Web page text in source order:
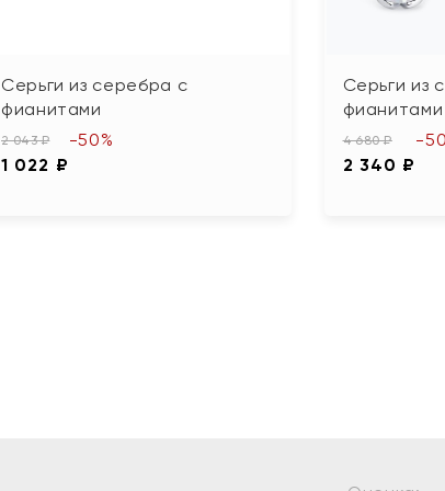
Серьги из серебра с
фианитами
2 043 ₽
1 022 ₽
-50%
Серьги из
фианитами
4 680 ₽
2 340 ₽
-